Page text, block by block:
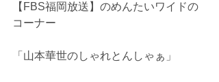
【FBS福岡放送】のめんたいワイドの
コーナー
「山本華世のしゃれとんしゃぁ」